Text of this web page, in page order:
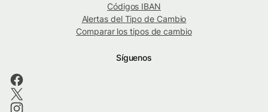
Códigos IBAN
Alertas del Tipo de Cambio
Comparar los tipos de cambio
Síguenos